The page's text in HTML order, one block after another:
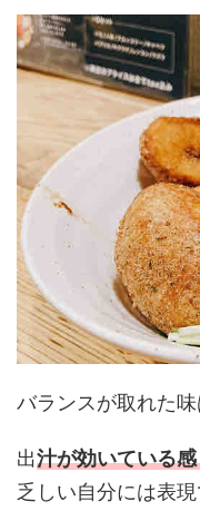
バランスが取れた味
出汁が効いている
乏しい自分には表